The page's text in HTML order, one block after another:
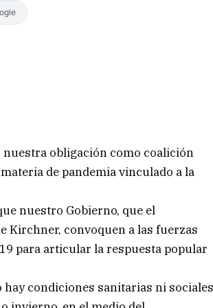
obligación como coalición
de pandemia vinculado a la
nuestro Gobierno, que el
Kirchner, convoquen a las fuerzas
para articular la respuesta popular
hay condiciones sanitarias ni